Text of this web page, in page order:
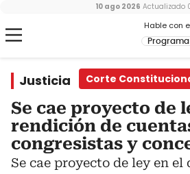
Hable con
Programa
10 ago 2026 Actualizado
Justicia Corte
Se cae proyecto de
rendición de
congresistas y
Se cae proyecto de ley en el